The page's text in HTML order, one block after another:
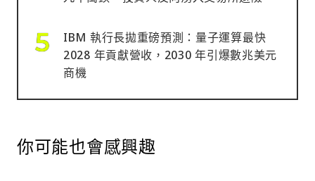
IBM 執行長拋重磅預測：量子運算最快
2028 年貢獻營收，2030 年引爆數兆美元
商機
你可能也會感興趣